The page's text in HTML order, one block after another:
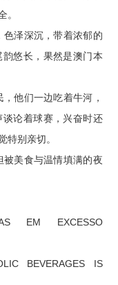
。
泽深沉，带着浓郁的
悠长，果然是澳门本
他们一边吃着牛河，
论着球赛，兴奋时还
特别亲切。
美食与温情填满的夜
EM EXCESSO
BEVERAGES IS